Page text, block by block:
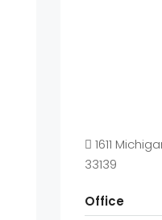
1611
33139
Office